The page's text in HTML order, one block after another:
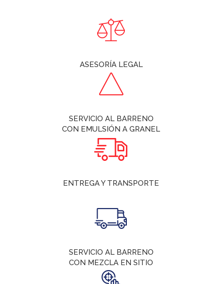
ASESORÍA LEGAL
SERVICIO AL BARRENO
CON EMULSIÓN A GRANEL
ENTREGA Y TRANSPORTE
SERVICIO AL BARRENO
CON MEZCLA EN SITIO